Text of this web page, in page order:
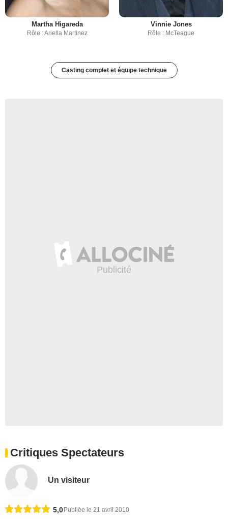
Martha Higareda
Rôle : Ariella Martinez
Vinnie Jones
Rôle : McTeague
Casting complet et équipe technique
Critiques Spectateurs
Un visiteur
5,0 Publiée le 21 avril 2010